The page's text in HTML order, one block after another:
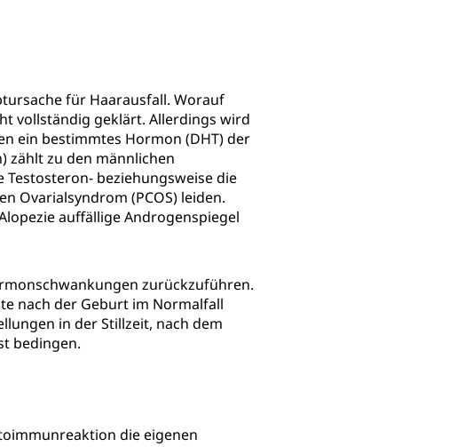
für Haarausfall. Worauf
vollständig geklärt. Allerdings wird
ein bestimmtes Hormon (DHT) der
zählt zu den männlichen
beziehungsweise die
Ovarialsyndrom (PCOS) leiden.
auffällige Androgenspiegel
zurückzuführen.
nach der Geburt im Normalfall
in der Stillzeit, nach dem
bedingen.
die eigenen